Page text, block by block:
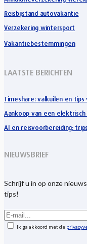
Reisbijstand autovakantie
Verzekering wintersport
Vakantiebestemmingen
LAATSTE BERICHTEN
Timeshare: valkuilen en
Aankoop van een
AI en reisvoorbereiding:
NIEUWSBRIEF
Schrijf u in op onze
tips!
Ik ga akkoord met de